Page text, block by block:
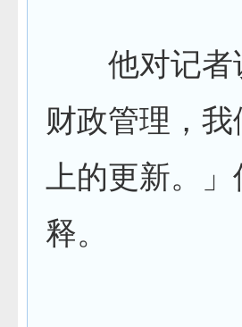
他对记者
财政管理，
上的更新。
释。